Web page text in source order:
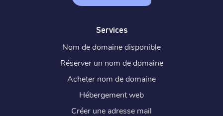
Services
Nom de domaine disponible
Réserver un nom de domaine
Acheter nom de domaine
Hébergement web
Créer une adresse mail